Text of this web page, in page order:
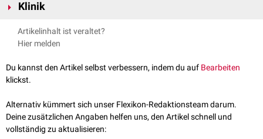
ersten bleibenden Molaren (
somit dieOkklusionderSeitenzähne
Abhängig davon, wie diese Ebene konfiguriert ist (mit Stufe oder
oder alternierend verzahnt durch.
Klinik
Nach dem Abschätzen des Durchbruchs der bleibenden
lassen sich Vorhersagen über mögliche
Maßnahmen einleiten.
Artikelinhalt ist veraltet?
Hier melden
Du kannst den Artikel selbst verbessern, indem du auf Bearbeiten
klickst.
Alternativ kümmert sich unser Flexikon-Redaktionsteam darum.
Deine zusätzlichen Angaben helfen uns, den Artikel schnell und
vollständig zu aktualisieren: